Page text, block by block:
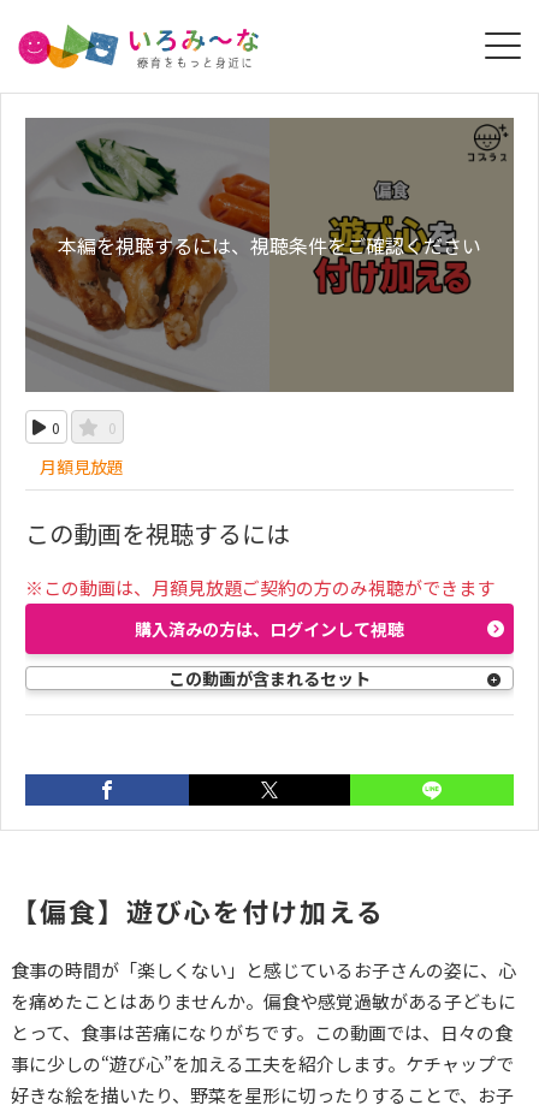
本編を視聴するには、視聴条件をご確認ください
0 0
月額見放題
この動画を視聴するには
※この動画は、月額見放題ご契約の方のみ視聴ができます
購入済みの方は、ログインして視聴
この動画が含まれるセット
【偏食】様々な食べ物
コプラス 仙波香奈
【偏食】遊び心を付け加える
食事の時間が「楽しくない」と感じているお子さんの姿に、心
を痛めたことはありませんか。偏食や感覚過敏がある子どもに
とって、食事は苦痛になりがちです。この動画では、日々の食
事に少しの“遊び心”を加える工夫を紹介します。ケチャップで
好きな絵を描いたり、野菜を星形に切ったりすることで、お子